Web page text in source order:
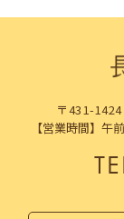
〒431-
【営業時間】午